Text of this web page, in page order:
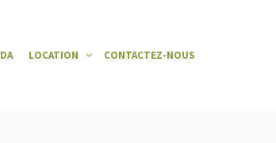
LOCATION CONTACTEZ-NOUS